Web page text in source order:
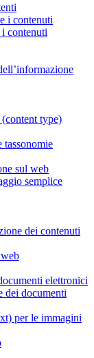
i contenuti
contenuti
type)
tassonomie
sul web
semplice
dei contenuti
elettronici
dei documenti
per le immagini